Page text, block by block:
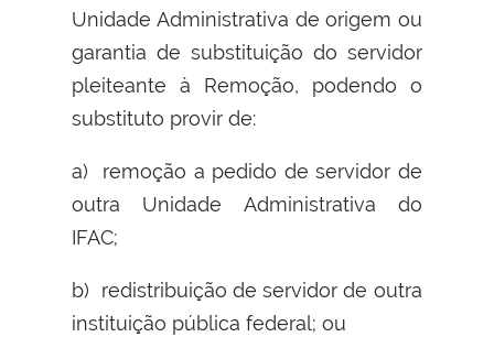
Unidade Administrativa de origem ou
garantia de substituição do servidor
pleiteante à Remoção, podendo o
substituto provir de:
a) remoção a pedido de servidor de
outra Unidade Administrativa do
IFAC;
b) redistribuição de servidor de outra
instituição pública federal; ou